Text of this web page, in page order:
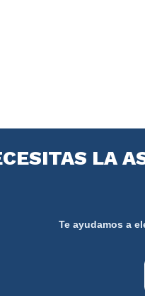
LA
Te ayudamos a